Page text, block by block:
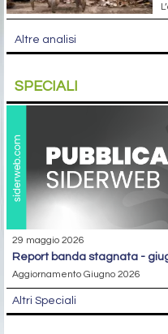
Altre analisi
SPECIALI
29 maggio 2026
report banda stagnata -
Aggiornamento Giugno 2026
Altri Speciali